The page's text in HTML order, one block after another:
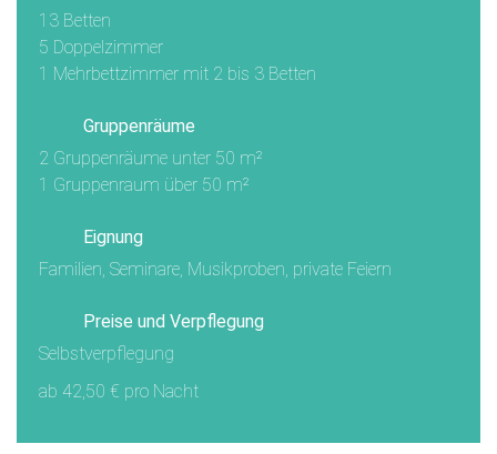
13 Betten
5 Doppelzimmer
1 Mehrbettzimmer mit 2 bis 3 Betten
Gruppenräume
2 Gruppenräume unter 50 m²
1 Gruppenraum über 50 m²
Eignung
Familien, Seminare, Musikproben, private Feiern
Preise und Verpflegung
Selbstverpflegung
ab 42,50 € pro Nacht